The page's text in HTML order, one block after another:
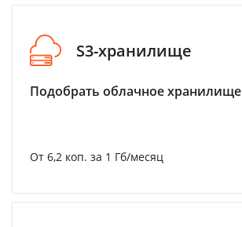
S3-хранилище
Подобрать облачное хранилище
От 6,2 коп. за 1 Гб/месяц